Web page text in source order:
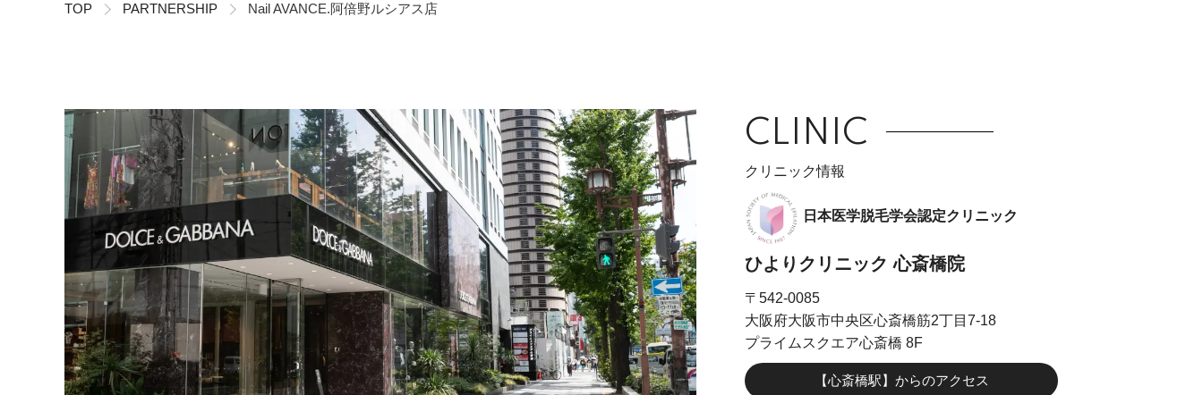
TOP PARTNERSHIP Nail AVANCE.阿倍野ルシアス店
CLINIC
クリニック情報
日本医学脱毛学会認定クリニック
ひよりクリニック心斎橋院
〒542-0085
大阪府大阪市中央区心斎橋筋2丁目7-18
プライムスクエア心斎橋 8F
【心斎橋駅】からのアクセス